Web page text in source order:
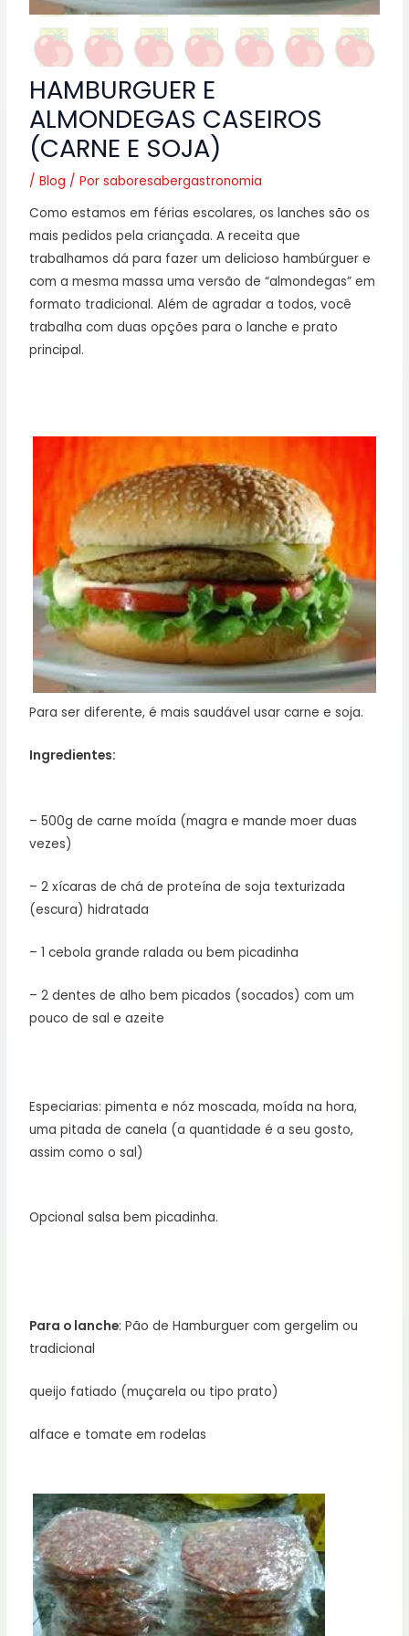
HAMBURGUER E
ALMONDEGAS CASEIROS
(CARNE E SOJA)
/Blog / Porsaboresabergastronomia
Como estamos em férias escolares, os lanches são os
mais pedidos pela criançada. A receita que
trabalhamos dá para fazer um delicioso hambúrguer e
com a mesma massa uma versão de “almondegas” em
formato tradicional. Além de agradar a todos, você
trabalha com duas opções para o lanche e prato
principal.
Para ser diferente, é mais saudável usar carne e soja.
Ingredientes:
– 500g de carne moída (magra e mande moer duas
vezes)
– 2 xícaras de chá de proteína de soja texturizada
(escura) hidratada
– 1 cebola grande ralada ou bem picadinha
– 2 dentes de alho bem picados (socados) com um
pouco de sal e azeite
Especiarias: pimenta e nóz moscada, moída na hora,
uma pitada de canela (a quantidade é a seu gosto,
assim como o sal)
Opcional salsa bem picadinha.
Para o lanche: Pão de Hamburguer com gergelim ou
tradicional
queijo fatiado (muçarela ou tipo prato)
alface e tomate em rodelas